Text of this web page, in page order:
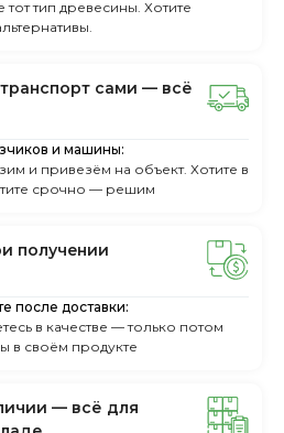
тот тип древесины. Хотите
тpaнcпopт caми — вcё
и машины:
и привезём на объект. Хотите в
срочно — решим
пoлучeнии
после доставки:
в качестве — только потом
в своём продукте
— вcё для